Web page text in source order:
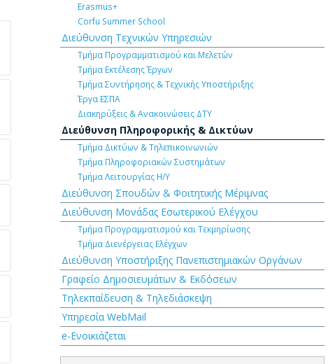
Erasmus+
Corfu Summer School
Διεύθυνση Τεχνικών Υπηρεσιών
Τμήμα Προγραμματισμού και Μελετών
Τμήμα Εκτέλεσης Έργων
Τμήμα Συντήρησης & Τεχνικής Υποστήριξης
Έργα ΕΣΠΑ
Διακηρύξεις & Ανακοινώσεις ΔΤΥ
Διεύθυνση Πληροφορικής & Δικτύων
Τμήμα Δικτύων & Τηλεπικοινωνιών
Τμήμα Πληροφοριακών Συστημάτων
Τμήμα Λειτουργίας Η/Υ
Διεύθυνση Σπουδών & Φοιτητικής Μέριμνας
Διεύθυνση Μονάδας Εσωτερικού Ελέγχου
Τμήμα Προγραμματισμού και Τεκμηρίωσης
Τμήμα Διενέργειας Ελέγχων
Διεύθυνση Υποστήριξης Πανεπιστημιακών Οργάνων
Γραφείο Δημοσιευμάτων & Εκδόσεων
Τηλεκπαίδευση & Τηλεδιάσκεψη
Υπηρεσία WebMail
e-Ενοικιάζεται